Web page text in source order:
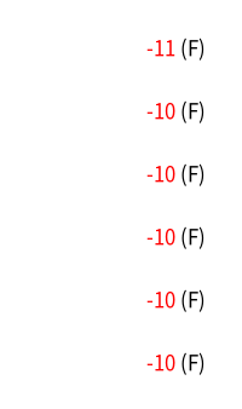
-11 (F)
-10 (F)
-10 (F)
-10 (F)
-10 (F)
-10 (F)